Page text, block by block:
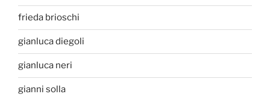
frieda brioschi
gianluca diegoli
gianluca neri
gianni solla